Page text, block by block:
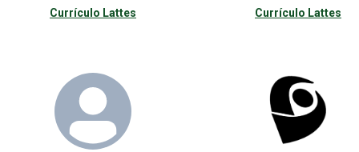
Currículo Lattes Currículo Lattes